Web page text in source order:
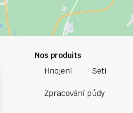
Nos produits
Hnojení
Setí
Zpracování půdy